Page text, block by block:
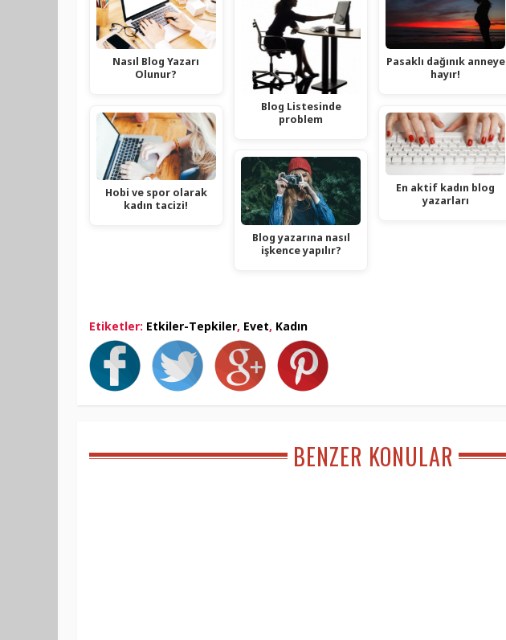
Nasıl Blog Yazarı
Olunur?
Hobi ve spor olarak
kadın tacizi!
Blog Listesinde
problem
Blog yazarına nasıl
işkence yapılır?
Pasaklı dağınık anneye
hayır!
En aktif kadın blog
yazarları
Etiketler: Etkiler-Tepkiler, Evet, Kadın
BENZER KONULAR